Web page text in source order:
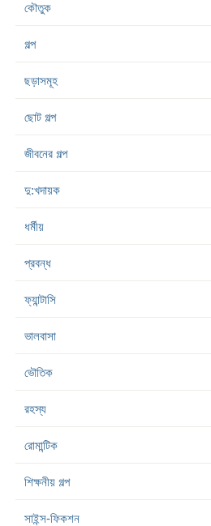
কৌতুক
গল্প
ছড়াসমূহ
ছোট গল্প
জীবনের গল্প
দু:খদায়ক
ধর্মীয়
প্রবন্ধ
ফ্যান্টাসি
ভালবাসা
ভৌতিক
রহস্য
রোমান্টিক
শিক্ষনীয় গল্প
সাইন্স-ফিকশন